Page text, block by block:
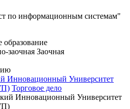
по информационным системам"
образование
заочная Заочная
Инновационный Университет
Торговое дело